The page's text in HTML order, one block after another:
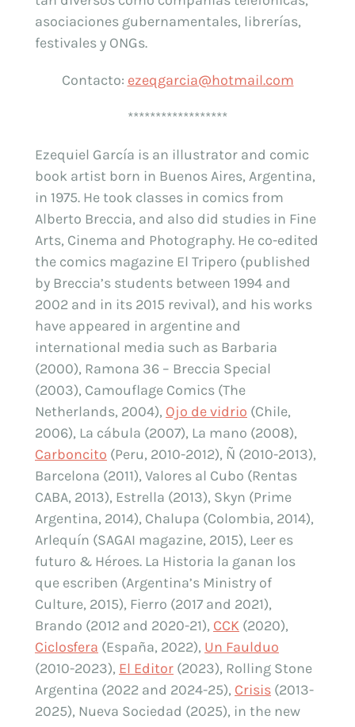
asociaciones gubernamentales, librerías,
festivales y ONGs.
Contacto: ezeqgarcia@hotmail.com
******************
Ezequiel García is an illustrator and comic
book artist born in Buenos Aires, Argentina,
in 1975. He took classes in comics from
Alberto Breccia, and also did studies in Fine
Arts, Cinema and Photography. He co-edited
the comics magazine El Tripero (published
by Breccia’s students between 1994 and
2002 and in its 2015 revival), and his works
have appeared in argentine and
international media such as Barbaria
(2000), Ramona 36 – Breccia Special
(2003), Camouflage Comics (The
Netherlands, 2004), Ojo de vidrio (Chile,
2006), La cábula (2007), La mano (2008),
Carboncito (Peru, 2010-2012), Ñ (2010-2013),
Barcelona (2011), Valores al Cubo (Rentas
CABA, 2013), Estrella (2013), Skyn (Prime
Argentina, 2014), Chalupa (Colombia, 2014),
Arlequín (SAGAI magazine, 2015), Leer es
futuro & Héroes. La Historia la ganan los
que escriben (Argentina’s Ministry of
Culture, 2015), Fierro (2017 and 2021),
Brando (2012 and 2020-21), CCK (2020),
Ciclosfera (España, 2022), Un Faulduo
(2010-2023), El Editor (2023), Rolling Stone
Argentina (2022 and 2024-25), Crisis (2013-
2025), Nueva Sociedad (2025), in the new